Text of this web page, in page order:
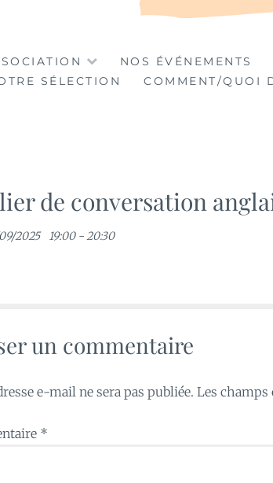
MATIÈRES
NOS ÉVÉNEMENTS
SÉLECTION
COMMENT/QUOI
de conversation
2025 19:00 - 20:30
un commentaire
e-mail ne sera pas publiée. Les champs
*